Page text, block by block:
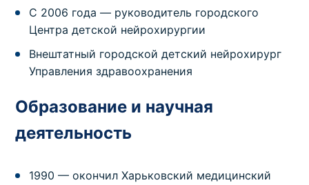
С 2006 года — руководитель городского
Центра детской нейрохирургии
Внештатный городской детский нейрохирург
Управления здравоохранения
Образование и научная
деятельность
1990 — окончил Харьковский медицинский